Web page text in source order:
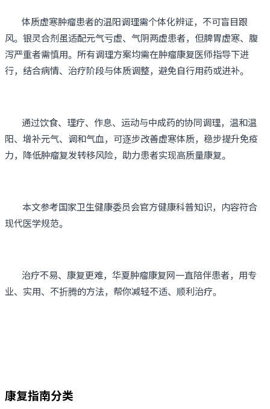
体质虚寒肿瘤患者的温阳调理需个体化辨证，不可盲目跟
风。银灵合剂虽适配元气亏虚、气阴两虚患者，但脾胃虚寒、腹
泻严重者需慎用。所有调理方案均需在肿瘤康复医师指导下进
行，结合病情、治疗阶段与体质调整，避免自行用药或进补。
通过饮食、理疗、作息、运动与中成药的协同调理，温和温
阳、增补元气、调和气血，可逐步改善虚寒体质，稳步提升免疫
力，降低肿瘤复发转移风险，助力患者实现高质量康复。
本文参考国家卫生健康委员会官方健康科普知识，内容符合
现代医学规范。
治疗不易、康复更难，华夏肿瘤康复网一直陪伴患者，用专
业、实用、不折腾的方法，帮你减轻不适、顺利治疗。
康复指南分类